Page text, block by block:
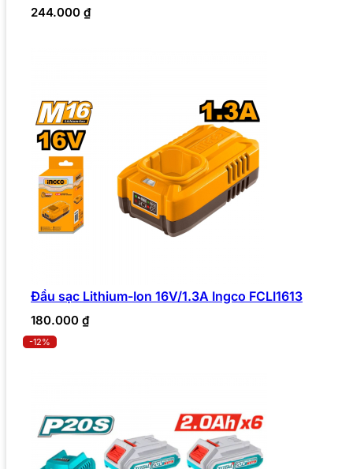
244.000 ₫
Đầu sạc Lithium-Ion 16V/1.3A Ingco FCLI1613
180.000 ₫
-12%